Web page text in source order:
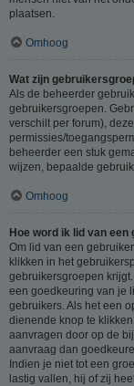
plaatsen.
Omhoog
Wat zijn
Als de beheerder
gebruikersgroepen.
verschilt per forum),
permissies/
beheerder een stuk
wijzen, bepaalde
Omhoog
Hoe word ik lid van
Om lid van een
klikken in het
gebruikersgroepen
een goedkeuring van je
gebruikers. Als het een
dienende knop te
aanvragen door op de
aanvraag dan
Indien je niet tot een
lastig vallen, hij of zij